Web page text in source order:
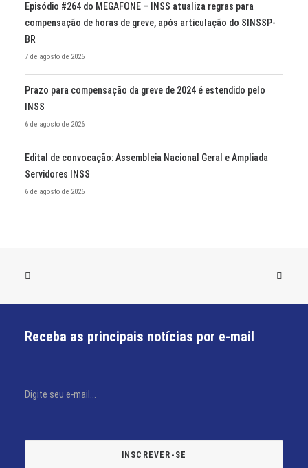
Episódio #264 do MEGAFONE – INSS atualiza regras para
compensação de horas de greve, após articulação do SINSSP-
BR
7 de agosto de 2026
Prazo para compensação da greve de 2024 é estendido pelo
INSS
6 de agosto de 2026
Edital de convocação: Assembleia Nacional Geral e Ampliada
Servidores INSS
6 de agosto de 2026
Receba as principais notícias por e-mail